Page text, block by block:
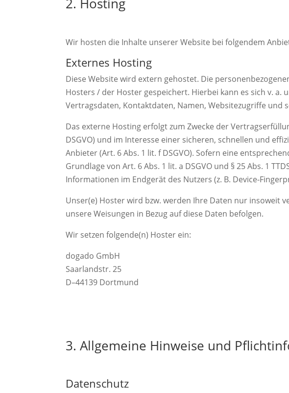
Wir hosten die Inhalte unserer Website bei folgendem
Externes Hosting
Diese Website wird extern gehostet. Die
Hosters / der Hoster gespeichert. Hierbei kann es sich v.
Vertragsdaten, Kontaktdaten, Namen, Websitezugriffe und
Das externe Hosting erfolgt zum Zwecke der
DSGVO) und im Interesse einer sicheren, schnellen und
Anbieter (Art. 6 Abs. 1 lit. f DSGVO). Sofern eine
Grundlage von Art. 6 Abs. 1 lit. a DSGVO und § 25 Abs. 1
Informationen im Endgerät des Nutzers (z. B. Device-
Unser(e) Hoster wird bzw. werden Ihre Daten nur insoweit
unsere Weisungen in Bezug auf diese Daten befolgen.
Wir setzen folgende(n) Hoster ein:
dogado GmbH
Saarlandstr. 25
D–44139 Dortmund
3. Allgemeine Hinweise und
Datenschutz